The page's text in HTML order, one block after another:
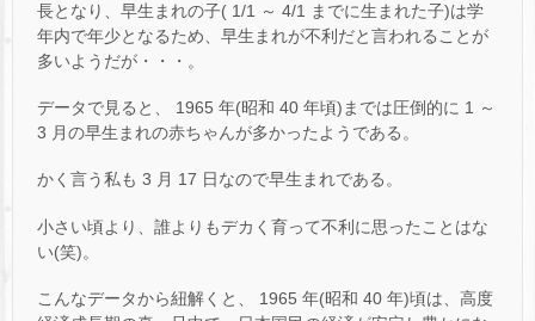
長となり、早生まれの子( 1/1 ～ 4/1 までに生まれた子)は学
年内で年少となるため、早生まれが不利だと言われることが
多いようだが・・・。
データで見ると、 1965 年(昭和 40 年頃)までは圧倒的に 1 ～
3 月の早生まれの赤ちゃんが多かったようである。
かく言う私も 3 月 17 日なので早生まれである。
小さい頃より、誰よりもデカく育って不利に思ったことはな
い(笑)。
こんなデータから紐解くと、 1965 年(昭和 40 年)頃は、高度